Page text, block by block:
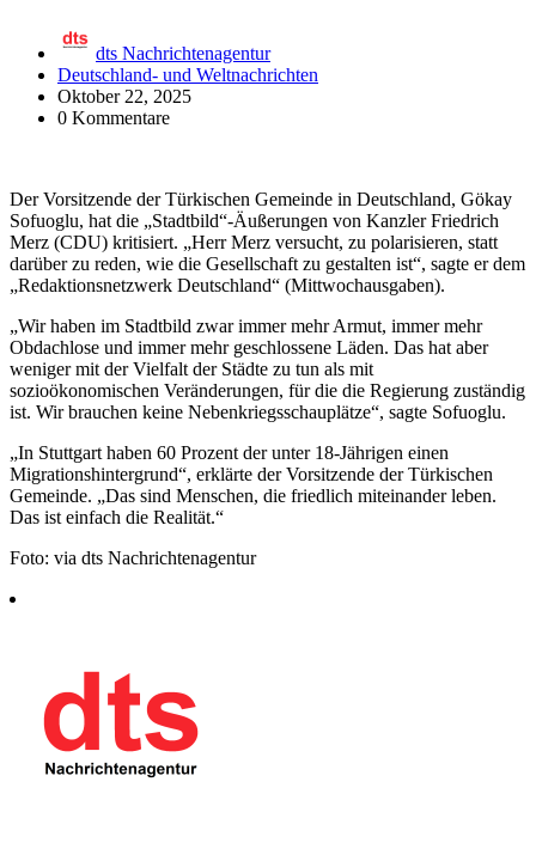
dts Nachrichtenagentur
Deutschland- und Weltnachrichten
Oktober 22, 2025
0 Kommentare
Der Vorsitzende der Türkischen Gemeinde in Deutschland, Gökay
Sofuoglu, hat die „Stadtbild“-Äußerungen von Kanzler Friedrich
Merz (CDU) kritisiert. „Herr Merz versucht, zu polarisieren, statt
darüber zu reden, wie die Gesellschaft zu gestalten ist“, sagte er dem
„Redaktionsnetzwerk Deutschland“ (Mittwochausgaben).
„Wir haben im Stadtbild zwar immer mehr Armut, immer mehr
Obdachlose und immer mehr geschlossene Läden. Das hat aber
weniger mit der Vielfalt der Städte zu tun als mit
sozioökonomischen Veränderungen, für die die Regierung zuständig
ist. Wir brauchen keine Nebenkriegsschauplätze“, sagte Sofuoglu.
„In Stuttgart haben 60 Prozent der unter 18-Jährigen einen
Migrationshintergrund“, erklärte der Vorsitzende der Türkischen
Gemeinde. „Das sind Menschen, die friedlich miteinander leben.
Das ist einfach die Realität.“
Foto: via dts Nachrichtenagentur